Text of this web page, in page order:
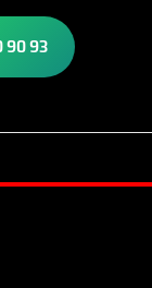
90 93